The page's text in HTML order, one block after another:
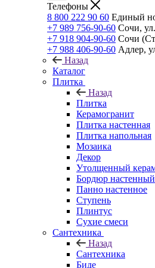
Телефоны
8 800 222 90 60 Единый
+7 989 756-90-60 Сочи,
+7 918 904-90-60 Сочи
+7 988 406-90-60 Адлер,
Назад
Каталог
Плитка
Назад
Плитка
Керамогранит
Плитка настенная
Плитка напольная
Мозаика
Декор
Утолщенный
Бордюр настенный
Панно настенное
Ступень
Плинтус
Сухие смеси
Сантехника
Назад
Сантехника
Биде